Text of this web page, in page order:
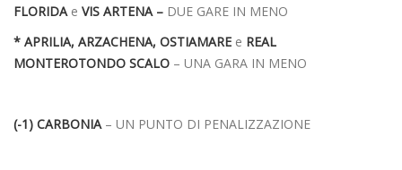
FLORIDA e VIS ARTENA – DUE GARE IN MENO
* APRILIA, ARZACHENA, OSTIAMARE e REAL
MONTEROTONDO SCALO – UNA GARA IN MENO
(-1) CARBONIA – UN PUNTO DI PENALIZZAZIONE